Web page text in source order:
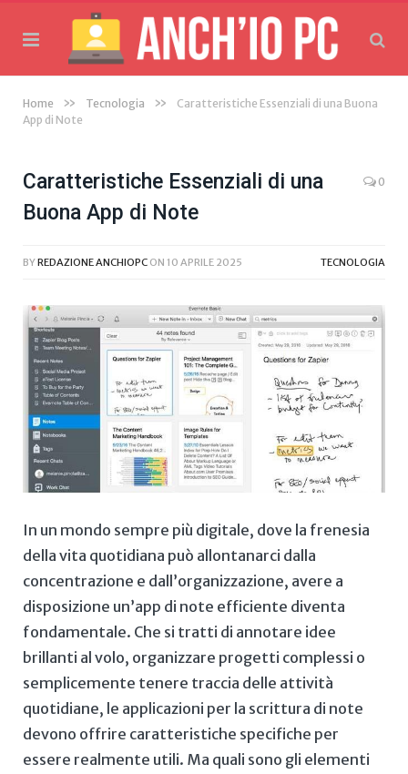
Home » Tecnologia »
Caratteristiche Essenziali di una Buona
App di Note
Caratteristiche Essenziali di una
Buona App di Note
0
BYREDAZIONE ANCHIOPC ON 10 APRILE 2025 TECNOLOGIA
In un mondo sempre più digitale,⁣ dove la ⁣frenesia
della vita quotidiana ⁣può​ allontanarci ‍dalla
concentrazione e‍ dall’organizzazione, ​avere a
disposizione un’app ⁣di note efficiente diventa
‍fondamentale. ⁢Che ⁤si tratti di annotare idee
brillanti al volo, organizzare ​progetti⁤ complessi ⁤o‍
semplicemente tenere​ traccia delle attività‍
quotidiane, le⁣ applicazioni per la⁤ scrittura‌ di note
devono offrire caratteristiche specifiche per
essere realmente utili. Ma quali⁣ sono gli⁤ elementi